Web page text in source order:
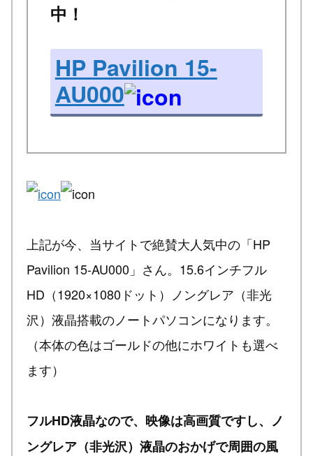
中！
HP Pavilion 15-
AU000
上記が今、当サイトで絶賛大人気中の「HP
Pavilion 15-AU000」さん。15.6インチフル
HD（1920×1080ドット）ノングレア（非光
沢）液晶搭載のノートパソコンになります。
（本体の色はゴールドの他にホワイトも選べ
ます）
フルHD液晶なので、映像は高画質ですし、ノ
ングレア（非光沢）液晶のおかげで周囲の風